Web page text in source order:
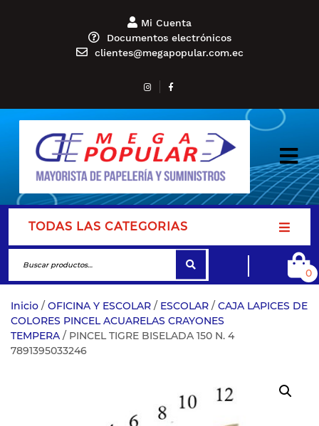
Mi Cuenta
Documentos electrónicos
clientes@megapopular.com.ec
TODAS LAS CATEGORIAS
0
Inicio / OFICINA Y ESCOLAR / ESCOLAR / CAJA LAPICES DE
COLORES PINCEL ACUARELAS CRAYONES
TEMPERA / PINCEL TIGRE BISELADA 150 N. 4
7891395033246